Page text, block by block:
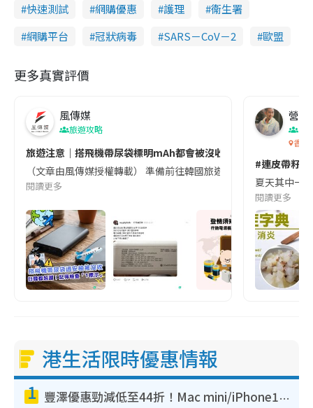
快速測試
網購優惠 護理
衞生署
網購平台
冠狀病毒 SARS－CoV－2 歐盟
更多真實評價
風傳媒
旅遊攻略
旅遊注意｜搭飛機帶尿袋標明mAh都會被沒收😱出發前切記檢查
（文章由風傳媒授權轉載） 準備前往韓國旅遊的民眾，近期要
閱讀更多
營養
香港
#連皮帶籽
夏天其中一
閱讀更多
港生活限時優惠情報
1 豐澤優惠勁減低至44折！Mac mini/iPhone17Pro大減價！廚房家電$220起